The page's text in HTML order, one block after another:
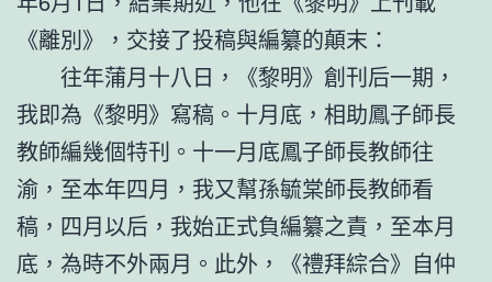
《離別》，交接了投稿與編纂的顛末：
往年蒲月十八日，《黎明》創刊后一期，
我即為《黎明》寫稿。十月底，相助鳳子師長
教師編幾個特刊。十一月底鳳子師長教師往
渝，至本年四月，我又幫孫毓棠師長教師看
稿，四月以后，我始正式負編纂之責，至本月
底，為時不外兩月。此外，《禮拜綜合》自仲